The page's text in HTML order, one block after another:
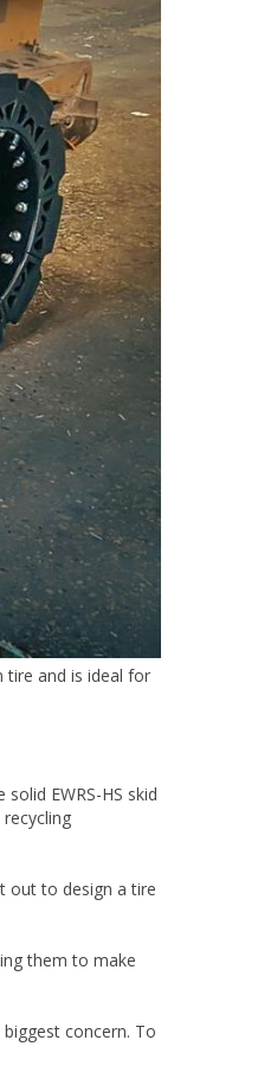
tire and is ideal for
EWRS-HS skid
out to design a tire
them to make
concern. To